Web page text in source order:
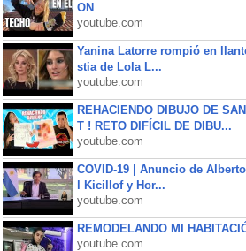
ON
youtube.com
Yanina Latorre rompió en
stia de Lola L...
youtube.com
REHACIENDO DIBUJO DE
T ! RETO DIFÍCIL DE DIBU...
youtube.com
COVID-19 | Anuncio de
l Kicillof y Hor...
youtube.com
REMODELANDO MI
youtube.com